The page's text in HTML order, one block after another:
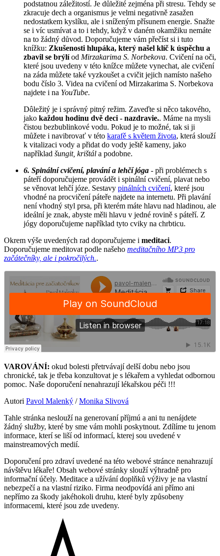
podstatnou záležitostí. Je důležité zejména při stresu. Tehdy se
zkracuje dech a organismus je velmi negativně zasažen
nedostatkem kyslíku, ale i sníženým přísunem energie. Snažte
se i víc usmívat a to i tehdy, když v daném okamžiku nemáte
na to žádný důvod. Doporučujeme vám přečíst si i tuto
knížku: Zkušenosti hlupáka, který našel klíč k úspěchu a
zbavil se brýlíod Mirzakarima S. Norbekova. Cvičení na oči,
které jsou uvedeny v této knížce můžete vynechat, ale cvičení
na záda můžete také vyzkoušet a cvičit jejich namísto našeho
bodu číslo 3. Videa na cvičení od Mirzakarima S. Norbekova
najdete i na YouTube.
Dôležitý je i správný pitný režim. Zaveďte si něco takového,
jako každou hodinu dvě deci - nazdravie.. Máme na mysli
čistou bezbublinkové vodu. Pokud je to možné, tak si ji
můžete i navibrovať v této karafě s květem života, která slouží
k vitalizaci vody a přidat do vody ještě kameny, jako
například šungit, krištál a podobne.
6. Spinální cvičení, plavání a lehčí jóga - při problémech s
páteří doporučujeme provádět i spinální cvičení, plavat nebo
se věnovat lehčí józe. Sestavy pinálních cvičení, které jsou
vhodné na procvičení páteře najdete na internetu. Při plavání
není vhodný styl prsa, při kterém máte hlavu nad hladinou, ale
ideální je znak, abyste měli hlavu v jedné rovině s páteří. Z
jógy doporučujeme například tyto cviky na chrbticu.
Okrem výše uvedených rad doporučujeme i meditaci.
Doporučujeme meditovat podle našeho meditačního MP3 pro
začátečníky, ale i pokročilých..
VAROVÁNÍ: okud bolesti přetrvávají delší dobu nebo jsou
chronické, tak je třeba konzultovat je s lékařem a vyhledat odbornou
pomoc. Naše doporučení nenahrazují lékařskou péči !!!
Autori Pavol Malenký /Monika Slivová
Tahle stránka neslouží na generovaní příjmú a ani tu nenájdete
žádný služby, které by sme vám mohli poskytnout. Zdílíme tu jenom
informace, kterí se liší od informací, kterej sou uvedené v
mainstreamových medií.
Doporučení pro zdraví uvedené na této webové stránce nenahrazují
návštěvu lékaře! Obsah webové stránky slouží výhradně pro
informační účely. Meditace a užívání doplňků výživy je na vlastní
nebezpečí a na vlastní riziko. Firma neodpovídá ani přímo ani
nepřímo za škody jakéhokoli druhu, které byly způsobeny
informacemi, které jsou zde uvedeny.